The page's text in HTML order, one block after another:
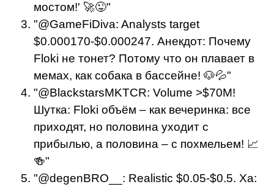
мостом!' 🚀😜"
"@GameFiDiva: Analysts target
$0.000170-$0.000247. Анекдот: Почему
Floki не тонет? Потому что он плавает в
мемах, как собака в бассейне! 🐶💦"
"@BlackstarsMKTCR: Volume >$70M!
Шутка: Floki объём – как вечеринка: все
приходят, но половина уходит с
прибылью, а половина – с похмельем! 📈
🍻"
"@degenBRO__: Realistic $0.05-$0.5. Ха: